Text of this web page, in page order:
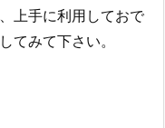
上手に利用しておで
てみて下さい。